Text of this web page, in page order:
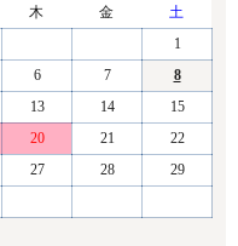
木 金
土
1
6 7
8
13 14
15
20 21
22
27 28
29